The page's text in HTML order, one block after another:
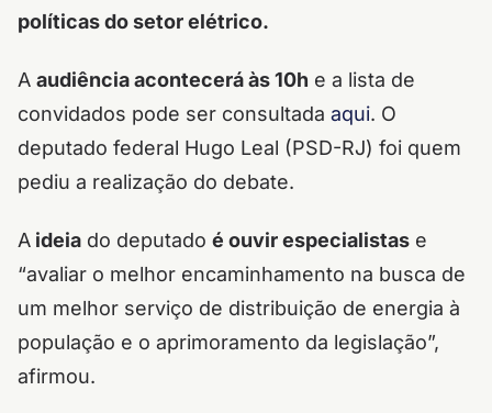
políticas do setor elétrico.
A audiência acontecerá às 10h e a lista de
convidados pode ser consultada aqui. O
deputado federal Hugo Leal (PSD-RJ) foi quem
pediu a realização do debate.
A ideia do deputado é ouvir especialistas e
“avaliar o melhor encaminhamento na busca de
um melhor serviço de distribuição de energia à
população e o aprimoramento da legislação”,
afirmou.